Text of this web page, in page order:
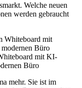
Welche neuen
werden gebraucht
mit KI-
Büro
mehr. Sie ist im